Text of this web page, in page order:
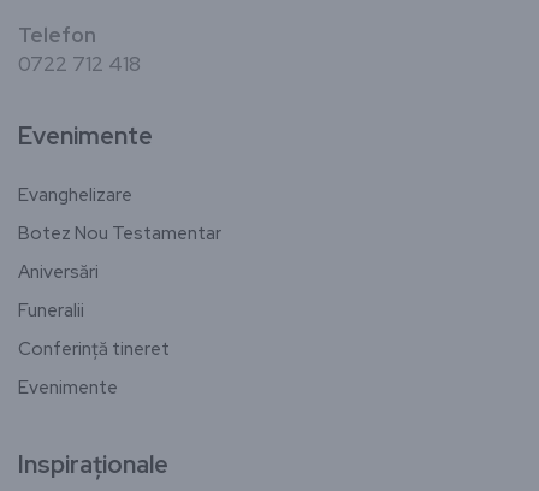
Telefon
0722 712 418
Evenimente
Evanghelizare
Botez Nou Testamentar
Aniversări
Funeralii
Conferință tineret
Evenimente
Inspiraționale